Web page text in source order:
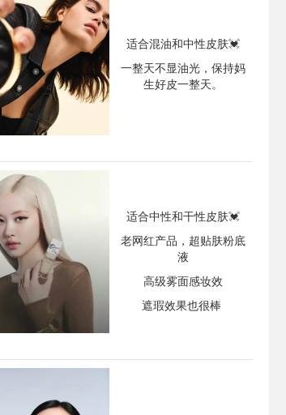
适合混油和中性皮肤💓
一整天不显油光，保持妈
生好皮一整天。
适合中性和干性皮肤💓
老网红产品，超贴肤粉底
液
高级雾面感妆效
遮瑕效果也很棒